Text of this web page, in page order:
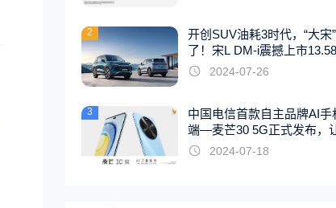
2
开创SUV油耗3时代，“大宋
了！宋L DM-i震撼上市
起
2024-07-26
3
中国电信首款自主品牌AI手
端—麦芒30 5G正式发布，
触手可及2024-07-18